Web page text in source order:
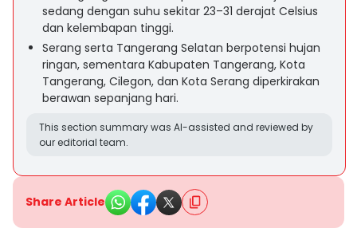
sedang dengan suhu sekitar 23–31 derajat Celsius
dan kelembapan tinggi.
Serang serta Tangerang Selatan berpotensi hujan
ringan, sementara Kabupaten Tangerang, Kota
Tangerang, Cilegon, dan Kota Serang diperkirakan
berawan sepanjang hari.
This section summary was AI-assisted and reviewed by
our editorial team.
Share Article